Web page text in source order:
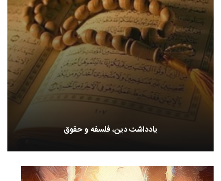
یادداشت دین، فلسفه و حقوق